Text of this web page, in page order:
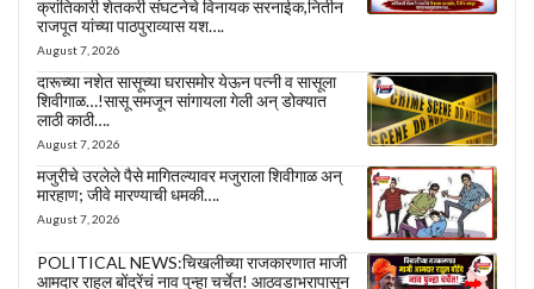
क्रांतिकारी शेतकरी संघटनेचे विनायक सरनाईक,नितीन
राजपूत यांच्या पाठपुराव्यास यश….
August 7, 2026
दारूच्या नशेत सासूच्या घरासमोर येऊन पत्नी व सासूला
शिवीगाळ…!सासू समजून सांगायला गेली अन् डोक्यात
लाठी काठी….
August 7, 2026
मजुरीचे उरलेले पैसे मागितल्यावर मजुराला शिवीगाळ अन्
मारहाण; जीवे मारण्याची धमकी….
August 7, 2026
POLITICAL NEWS:चिखलीच्या राजकारणात माजी
आमदार राहुल बोंद्रेंचं नाव पुन्हा चर्चेत! आठवडाभरापासून